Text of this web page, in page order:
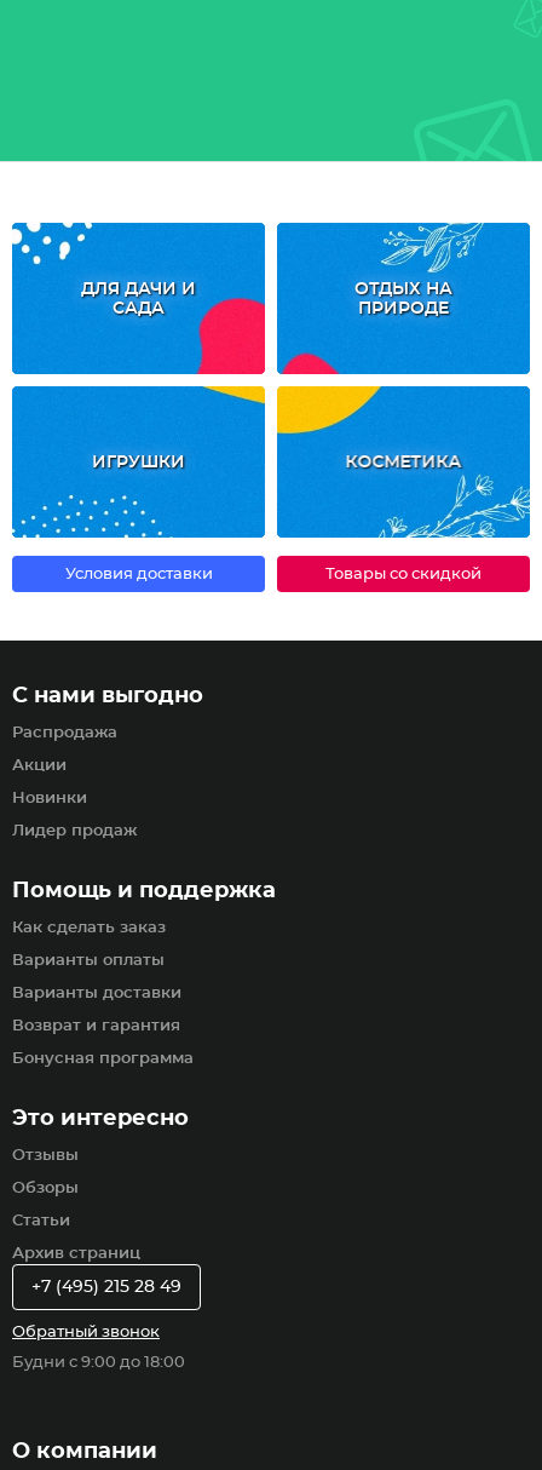
ДЛЯ ДАЧИ И
САДА
ОТДЫХ НА
ПРИРОДЕ
ИГРУШКИ КОСМЕТИКА
Условия доставки Товары со скидкой
Помощь и поддержка
Как сделать заказ
Варианты оплаты
Варианты доставки
Возврат и гарантия
Бонусная программа
С нами выгодно
Распродажа
Акции
Новинки
Лидер продаж
Это интересно
Отзывы
Обзоры
Статьи
Архив страниц
О компании
+7 (495) 215 28 49
Обратный звонок
Будни с 9:00 до 18:00